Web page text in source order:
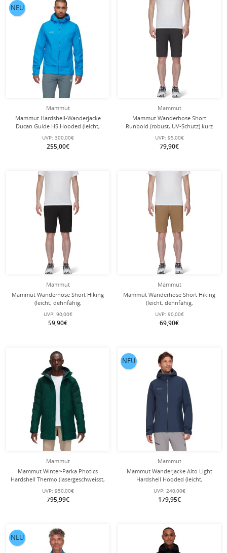
Mammut
Mammut Hardshell-Wanderjacke
Ducan Guide HS Hooded (leicht,
wasserdicht, 3-Lagen-Laminat)
glacier blau Herren
UVP: 300,00€
255,00€
NEU
Mammut
Mammut Wanderhose Short
Runbold (robust, UV-Schutz) kurz
schwarz Herren
UVP: 95,00€
79,90€
Mammut
Mammut Wanderhose Short Hiking
(leicht, dehnfähig,
wasserabweisend) kurz
phantomgrau Herren
UVP: 90,00€
59,90€
Mammut
Mammut Wanderhose Short Hiking
(leicht, dehnfähig,
wasserabweisend) kurz sandbraun
Herren
UVP: 90,00€
69,90€
Mammut
Mammut Winter-Parka Photics
Hardshell Thermo (lasergeschweisst,
wasserdicht, Daunenjacke) blaugrün
Herren
UVP: 950,00€
795,99€
Mammut
Mammut Wanderjacke Alto Light
Hardshell Hooded (leicht,
wasserdicht, PFC-frei) marineblau
Herren
UVP: 240,00€
179,95€
NEU
NEU